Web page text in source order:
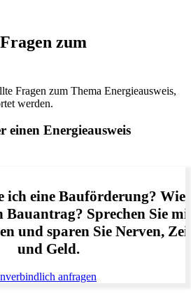
zum
Fragen zum Thema Energieausweis,
werden.
einen Energieausweis
ich eine Bauförderung? Wie
Sprechen Sie
und sparen Sie Nerven,
und Geld.
anfragen